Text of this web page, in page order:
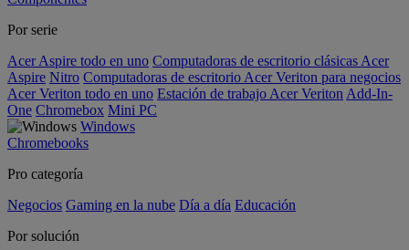
Por serie
Acer Aspire todo en uno Computadoras de escritorio clásicas Acer
Aspire Nitro Computadoras de escritorio Acer Veriton para negocios
Acer Veriton todo en uno Estación de trabajo Acer Veriton Add-In-
One Chromebox Mini PC
Windows
Chromebooks
Pro categoría
Negocios Gaming en la nube Día a día Educación
Por solución